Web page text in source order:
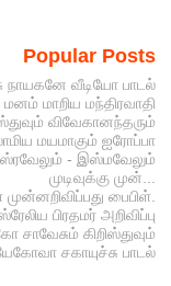
Popular Posts
நாயகனே வீடியோ பாடல்
மனம் மாறிய மந்திரவாதி
விவேகானந்தரும்
மயமாகும் ஐரோப்பா
- இஸ்மவேலும்
முடிவுக்கு முன்...
பைபிள்.
பிரதமர் அறிவிப்பு
சாவேசும் கிறிஸ்துவும்
சகாயுச்சு பாடல்